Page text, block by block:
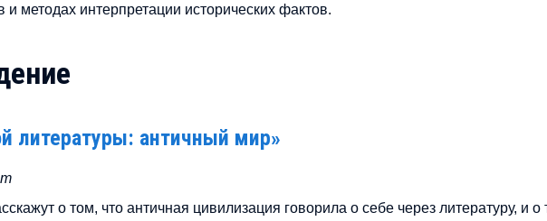
и методах интерпретации исторических фактов.
литературы: античный мир»
о том, что античная цивилизация говорила о себе через литературу, и о